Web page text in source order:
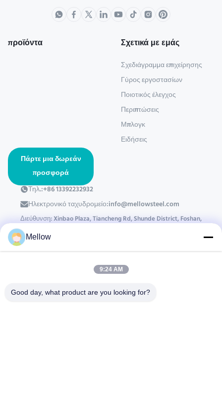
προϊόντα Σχετικά με εμάς
Σχεδιάγραμμα επιχείρησης
Γύρος εργοστασίων
Ποιοτικός έλεγχος
Περιπτώσεις
Μπλογκ
Ειδήσεις
Πάρτε μια δωρεάν
προσφορά
Τηλ.:+86 13392232932
Ηλεκτρονικό ταχυδρομείο:info@mellowsteel.com
Διεύθυνση: Xinbao Plaza, Tiancheng Rd, Shunde District, Foshan,
Guangdong Province, China, 528041
Foshan Mellow Stainless Steel Co., Ltd.. . Διατηρούνται όλα τα πνευματικά
Mellow
9:24 AM
Good day, what product are you looking for?